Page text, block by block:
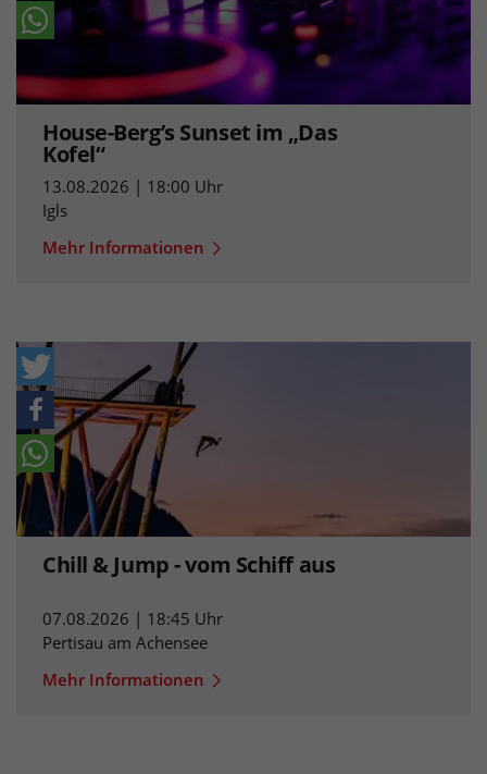
House-Berg’s Sunset im „Das
Kofel“
13.08.2026 | 18:00 Uhr
Igls
Mehr Informationen
Chill & Jump - vom Schiff aus
07.08.2026 | 18:45 Uhr
Pertisau am Achensee
Mehr Informationen